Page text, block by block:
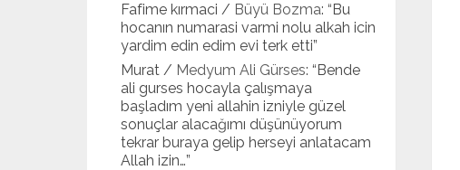
Fafime kırmaci / Büyü Bozma: “Bu
hocanın numarasi varmi nolu alkah icin
yardim edin edim evi terk etti”
Murat / Medyum Ali Gürses: “Bende
ali gurses hocayla çalışmaya
başladım yeni allahin izniyle güzel
sonuçlar alacağımı düşünüyorum
tekrar buraya gelip herseyi anlatacam
Allah izin…”